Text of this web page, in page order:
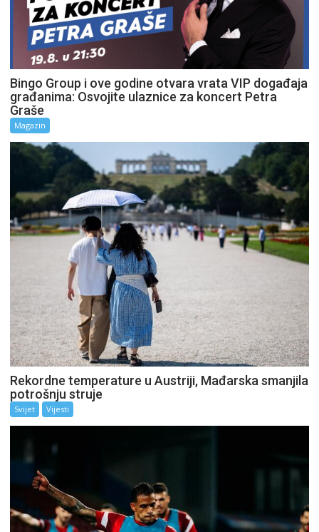
Bingo Group i ove godine otvara vrata VIP događaja
građanima: Osvojite ulaznice za koncert Petra
Graše
Magazin
Rekordne temperature u Austriji, Mađarska smanjila
potrošnju struje
Svijet Vijesti